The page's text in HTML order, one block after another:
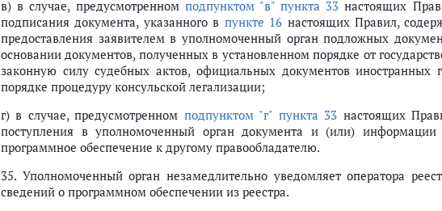
в) в случае, предусмотренном подпунктом "в" пункта 33 настоящих
подписания документа, указанного в пункте 16 настоящих Правил,
предоставления заявителем в уполномоченный орган подложных
основании документов, полученных в установленном порядке от
законную силу судебных актов, официальных документов иностранных
порядке процедуру консульской легализации;
г) в случае, предусмотренном подпунктом "г" пункта 33 настоящих
поступления в уполномоченный орган документа и (или) информации
программное обеспечение к другому правообладателю.
35. Уполномоченный орган незамедлительно уведомляет оператора
сведений о программном обеспечении из реестра.